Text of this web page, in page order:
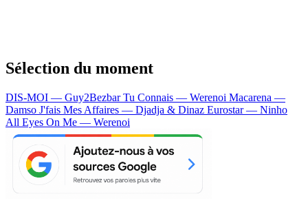
Sélection du moment
DIS-MOI — Guy2BezbarTu Connais — Werenoi Macarena —
Damso J'fais Mes Affaires — Djadja & Dinaz Eurostar — Ninho
All Eyes On Me — Werenoi